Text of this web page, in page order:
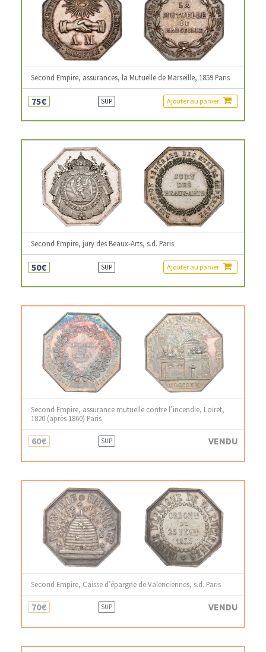
Second Empire, assurances, la Mutuelle de Marseille, 1859 Paris
75€ SUP Ajouter au panier
Second Empire, jury des Beaux-Arts, s.d. Paris
50€ SUP Ajouter au panier
Second Empire, assurance mutuelle contre l’incendie, Loiret,
1820 (après 1860) Paris
60€ SUP VENDU
Second Empire, Caisse d’épargne de Valenciennes, s.d. Paris
70€ SUP VENDU